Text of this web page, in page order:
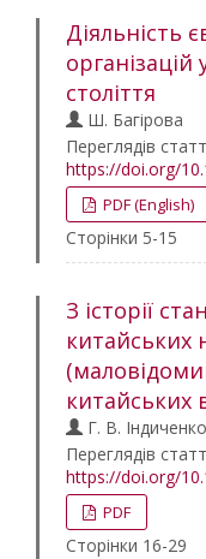
Діяльність
століття
Ш. Багірова
Переглядів
https://doi.org/
PDF (English)
Сторінки 5-15
З історії
китайських
китайських
Г. В. Індиченко
Переглядів
https://doi.org/
PDF
Сторінки 16-29